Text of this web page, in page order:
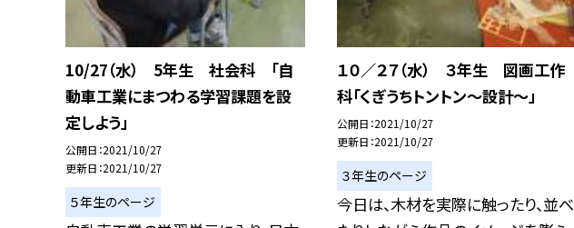
10/27（水） 5年生 社会科 「自
動車工業にまつわる学習課題を設
定しよう」
公開日 2021/10/27
更新日 2021/10/27
５年生のページ
１０／２７（水） ３年生 図画工作
科「くぎうちトントン〜設計〜」
公開日 2021/10/27
更新日 2021/10/27
３年生のページ
今日は、木材を実際に触ったり、並べ